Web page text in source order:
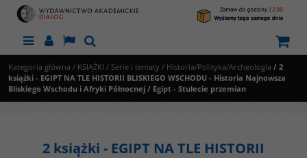
MenuPanelLangSzukaj
Kategoria główna / KSIĄŻKI / Serie i tematy / Historia/Polityka/Archeologia / 2
książki - EGIPT NA TLE HISTORII BLISKIEGO WSCHODU - Historia Najnowsza
Bliskiego Wschodu i Afryki Północnej / Egipt - Stulecie przemian
2 książki - EGIPT NA TLE HISTORII